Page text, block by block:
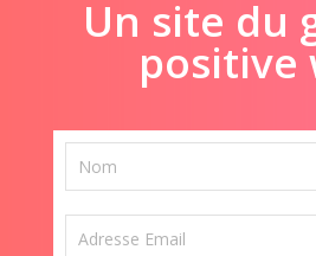
Un site du
positive